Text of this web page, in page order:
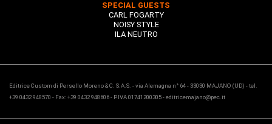
SPECIAL GUESTS
CARL FOGARTY
NOISY STYLE
ILA NEUTRO
Editrice Custom di Persello Moreno & C. S.A.S. - via Alemagna n° 64 - 33030 MAJANO (UD) - tel.
+39 0432 948570 - Fax: +39 0432 948606 - P.IVA 01741200305 - editricemajano@pec.it